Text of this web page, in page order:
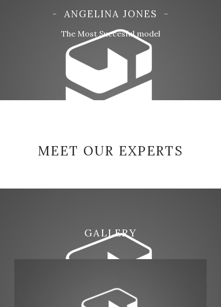
ANGELINA JONES
The Most Succesful model
MEET OUR EXPERTS
GALLERY